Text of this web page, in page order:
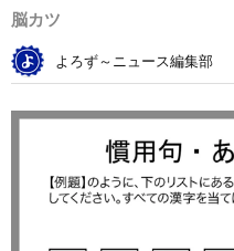
脳カツ
よろず～ニュース編集部